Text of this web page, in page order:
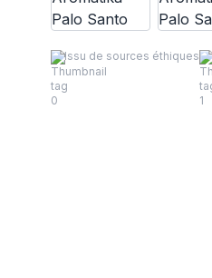
Issu de sources éthiques